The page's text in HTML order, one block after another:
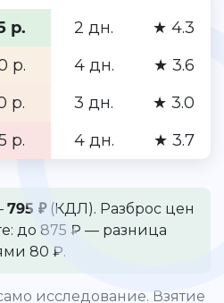
р. 2 дн. ★ 4.3
р. 4 дн. ★ 3.6
р. 3 дн. ★ 3.0
р. 4 дн. ★ 3.7
795 ₽(КДЛ). Разброс цен
до 875 ₽ — разница
80 ₽.
исследование. Взятие